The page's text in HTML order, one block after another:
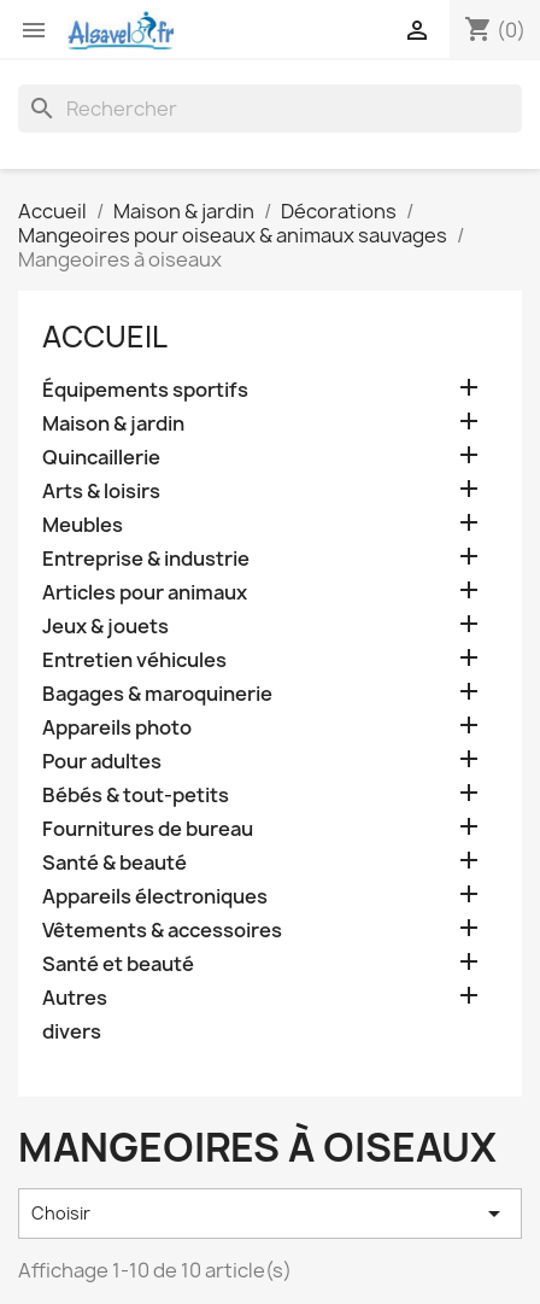
 shopping_cart (0)

search
Accueil Maison & jardin
Décorations
Mangeoires pour oiseaux & animaux sauvages
Mangeoires à oiseaux
ACCUEIL
Équipements sportifs 
Maison & jardin 
Quincaillerie 
Arts & loisirs 
Meubles 
Entreprise & industrie 
Articles pour animaux 
Jeux & jouets 
Entretien véhicules 
Bagages & maroquinerie 
Appareils photo 
Pour adultes 
Bébés & tout-petits 
Fournitures de bureau 
Santé & beauté 
Appareils électroniques 
Vêtements & accessoires 
Santé et beauté 
Autres 
divers
MANGEOIRES À OISEAUX
Choisir 
Affichage 1-10 de 10 article(s)